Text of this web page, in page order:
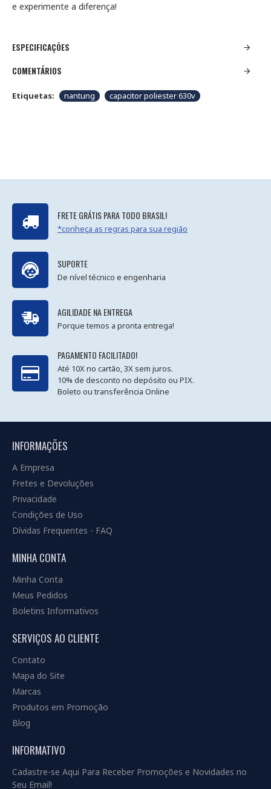
e experimente a diferença!
ESPECIFICAÇÕES
COMENTÁRIOS
Etiquetas: nantung capacitor poliester 630v
FRETE GRÁTIS PARA TODO BRASIL!
*conheça as regras para sua região
SUPORTE
De nível técnico e engenharia
AGILIDADE NA ENTREGA
Porque temos a pronta entrega!
PAGAMENTO FACILITADO!
Até 10X no cartão, 3X sem juros.
10% de desconto no depósito ou PIX.
Boleto ou transferência Online
INFORMAÇÕES
A Empresa
Fretes e Devoluções
Privacidade
Condições de Uso
Dívidas Frequentes - FAQ
MINHA CONTA
Minha Conta
Meus Pedidos
Boletins Informativos
SERVIÇOS AO CLIENTE
Contato
Mapa do Site
Marcas
Produtos em Promoção
Blog
INFORMATIVO
Cadastre-se Aqui Para Receber Promoções e Novidades no
Seu Email!